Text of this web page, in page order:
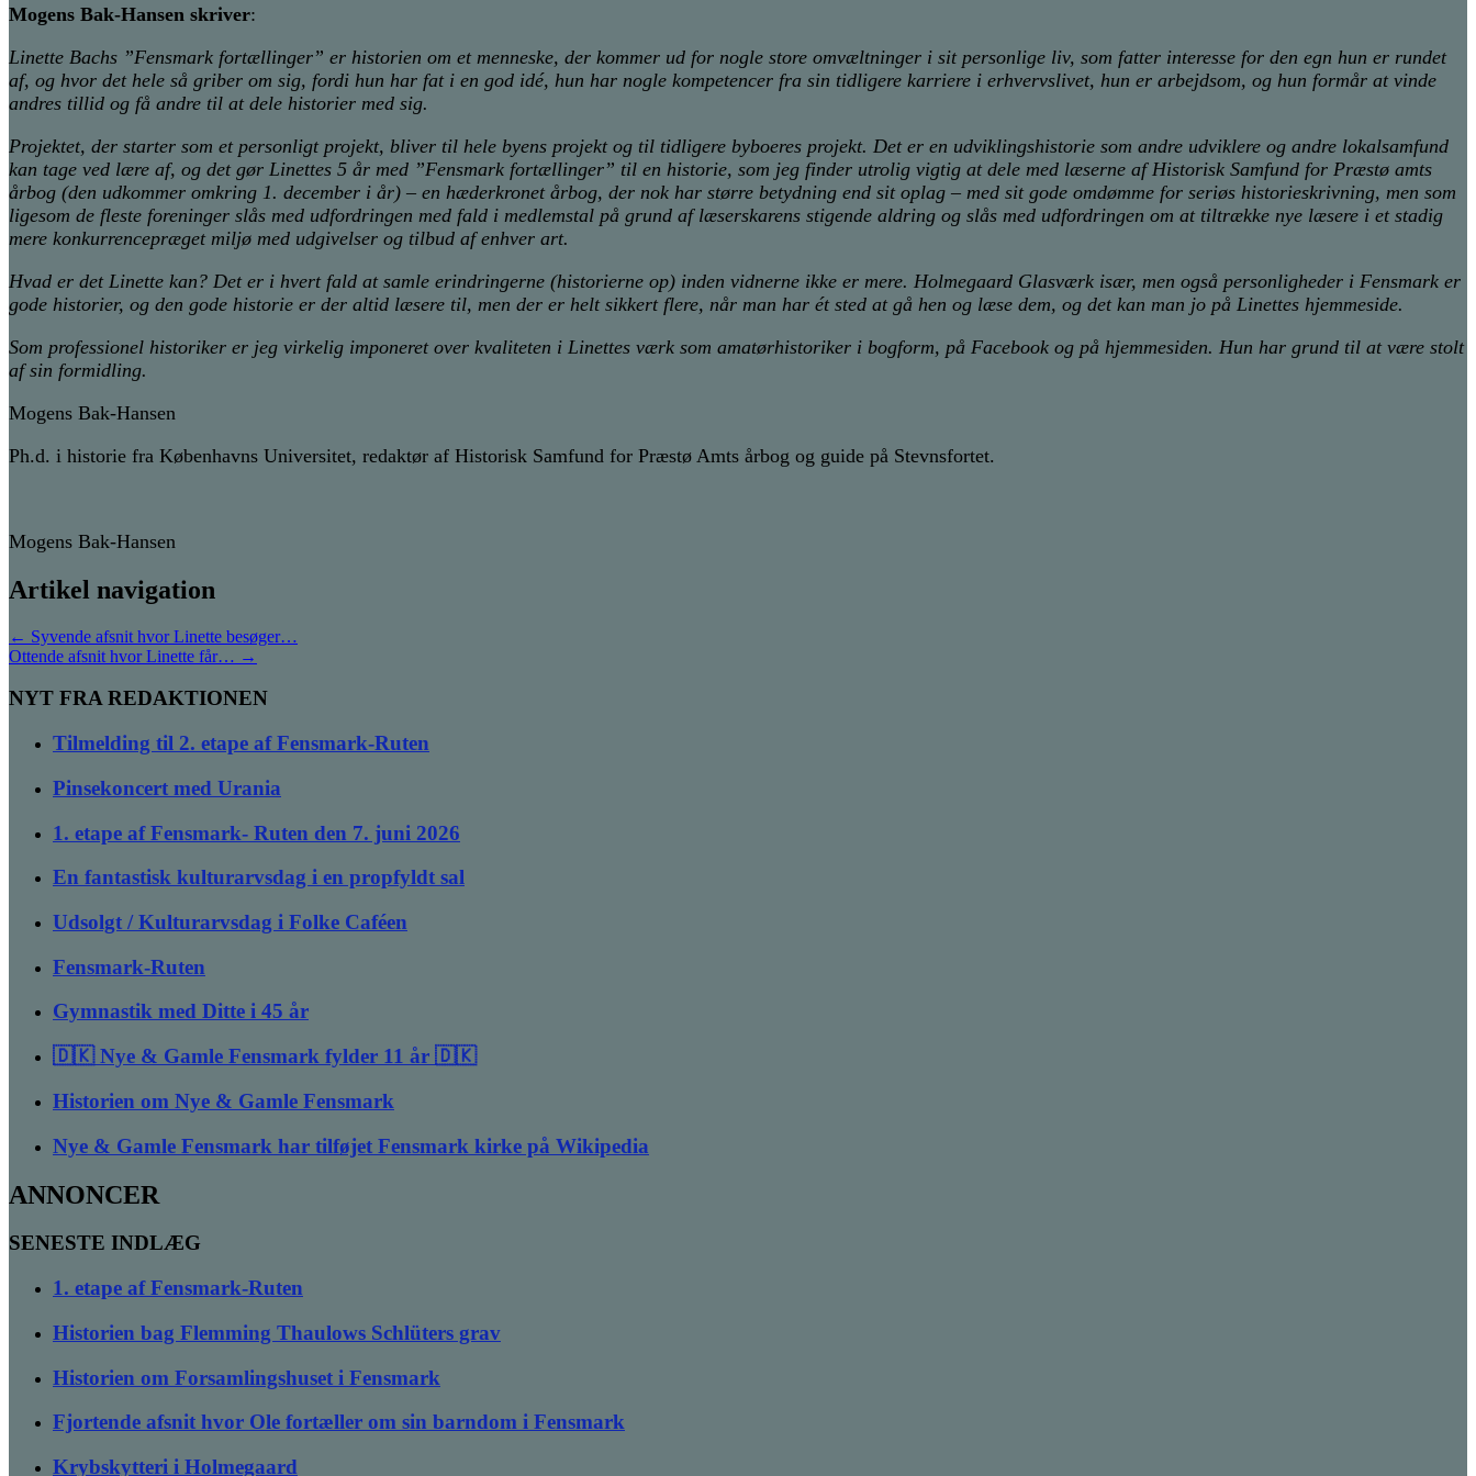
Mogens Bak-Hansen skriver:
Linette Bachs ”Fensmark fortællinger” er historien om et menneske, der kommer ud for nogle store omvæltninger i sit personlige liv, som fatter interesse for den egn hun er rundet
af, og hvor det hele så griber om sig, fordi hun har fat i en god idé, hun har nogle kompetencer fra sin tidligere karriere i erhvervslivet, hun er arbejdsom, og hun formår at vinde
andres tillid og få andre til at dele historier med sig.
Projektet, der starter som et personligt projekt, bliver til hele byens projekt og til tidligere byboeres projekt. Det er en udviklingshistorie som andre udviklere og andre lokalsamfund
kan tage ved lære af, og det gør Linettes 5 år med ”Fensmark fortællinger” til en historie, som jeg finder utrolig vigtig at dele med læserne af Historisk Samfund for Præstø amts
årbog (den udkommer omkring 1. december i år) – en hæderkronet årbog, der nok har større betydning end sit oplag – med sit gode omdømme for seriøs historieskrivning, men som
ligesom de fleste foreninger slås med udfordringen med fald i medlemstal på grund af læserskarens stigende aldring og slås med udfordringen om at tiltrække nye læsere i et stadig
mere konkurrencepræget miljø med udgivelser og tilbud af enhver art.
Hvad er det Linette kan? Det er i hvert fald at samle erindringerne (historierne op) inden vidnerne ikke er mere. Holmegaard Glasværk især, men også personligheder i Fensmark er
gode historier, og den gode historie er der altid læsere til, men der er helt sikkert flere, når man har ét sted at gå hen og læse dem, og det kan man jo på Linettes hjemmeside.
Som professionel historiker er jeg virkelig imponeret over kvaliteten i Linettes værk som amatørhistoriker i bogform, på Facebook og på hjemmesiden. Hun har grund til at være stolt
af sin formidling.
Mogens Bak-Hansen
Ph.d. i historie fra Københavns Universitet, redaktør af Historisk Samfund for Præstø Amts årbog og guide på Stevnsfortet.
Mogens Bak-Hansen
Artikel navigation
← Syvende afsnit hvor Linette besøger…
Ottende afsnit hvor Linette får… →
NYT FRA REDAKTIONEN
Tilmelding til 2. etape af Fensmark-Ruten
Pinsekoncert med Urania
1. etape af Fensmark- Ruten den 7. juni 2026
En fantastisk kulturarvsdag i en propfyldt sal
Udsolgt / Kulturarvsdag i Folke Caféen
Fensmark-Ruten
Gymnastik med Ditte i 45 år
🇩🇰 Nye & Gamle Fensmark fylder 11 år 🇩🇰
Historien om Nye & Gamle Fensmark
Nye & Gamle Fensmark har tilføjet Fensmark kirke på Wikipedia
ANNONCER
SENESTE INDLÆG
1. etape af Fensmark-Ruten
Historien bag Flemming Thaulows Schlüters grav
Historien om Forsamlingshuset i Fensmark
Fjortende afsnit hvor Ole fortæller om sin barndom i Fensmark
Krybskytteri i Holmegaard